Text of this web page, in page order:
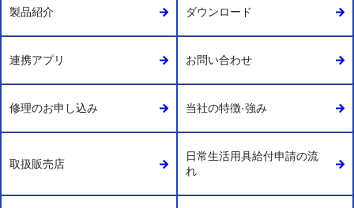
製品紹介 ダウンロード
連携アプリ お問い合わせ
修理のお申し込み 当社の特徴·強み
取扱販売店
日常生活用具給付申請の流
れ